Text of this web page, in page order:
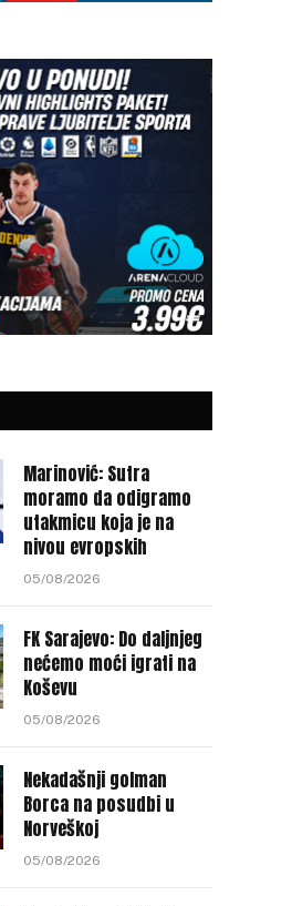
Marinović: Sutra
moramo da odigramo
utakmicu koja je na
nivou evropskih
05/08/2026
FK Sarajevo: Do daljnjeg
nećemo moći igrati na
Koševu
05/08/2026
Nekadašnji golman
Borca na posudbi u
Norveškoj
05/08/2026